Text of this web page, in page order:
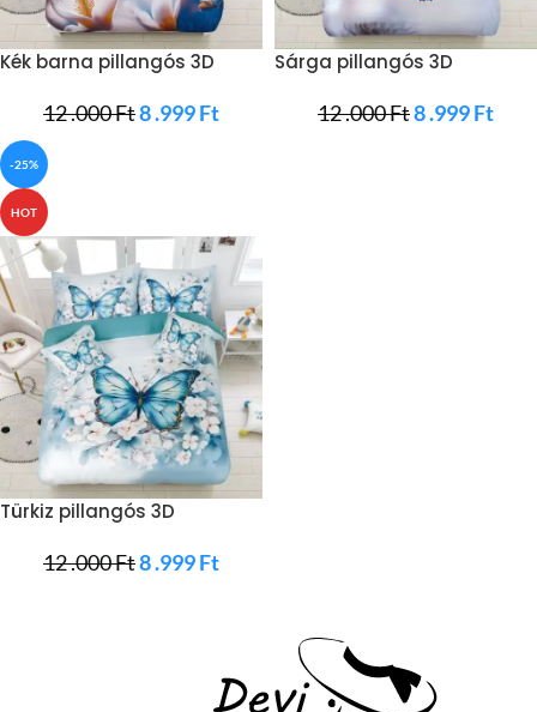
Kék barna pillangós 3D
12 .000Ft8 .999Ft
Sárga pillangós 3D
12 .000Ft8 .999Ft
-25%
HOT
Türkiz pillangós 3D
12 .000Ft8 .999Ft